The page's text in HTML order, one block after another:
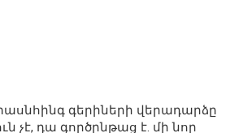
գերիների վերադարձը
չէ, դա գործընթաց է. մի նոր